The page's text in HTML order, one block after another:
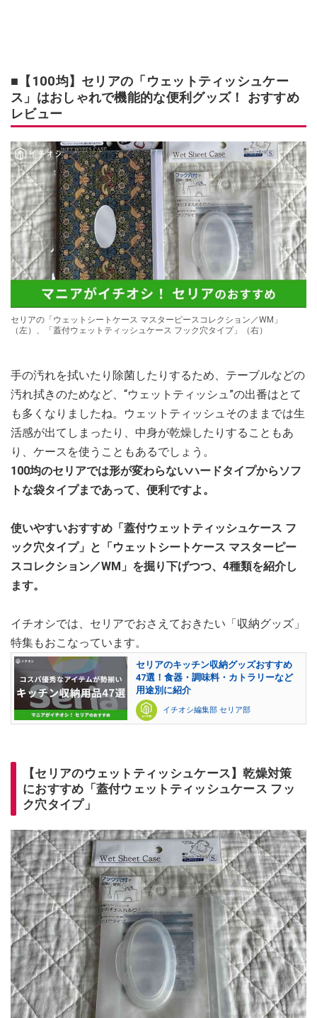
■【100均】セリアの「ウェットティッシュケー
ス」はおしゃれで機能的な便利グッズ！ おすすめ
レビュー
セリアの「ウェットシートケース マスターピースコレクション／WM」
（左）、「蓋付ウェットティッシュケース フック穴タイプ」（右）
手の汚れを拭いたり除菌したりするため、テーブルなどの
汚れ拭きのためなど、“ウェットティッシュ”の出番はとて
も多くなりましたね。ウェットティッシュそのままでは生
活感が出てしまったり、中身が乾燥したりすることもあ
り、ケースを使うこともあるでしょう。
100均のセリアでは形が変わらないハードタイプからソフ
トな袋タイプまであって、便利ですよ。
使いやすいおすすめ「蓋付ウェットティッシュケース フ
ック穴タイプ」と「ウェットシートケース マスターピー
スコレクション／WM」を掘り下げつつ、4種類を紹介し
ます。
イチオシでは、セリアでおさえておきたい「収納グッズ」
特集もおこなっています。
セリアのキッチン収納グッズおすすめ
47選！食器・調味料・カトラリーなど
用途別に紹介
イチオシ編集部 セリア部
【セリアのウェットティッシュケース】乾燥対策
におすすめ「蓋付ウェットティッシュケース フッ
ク穴タイプ」